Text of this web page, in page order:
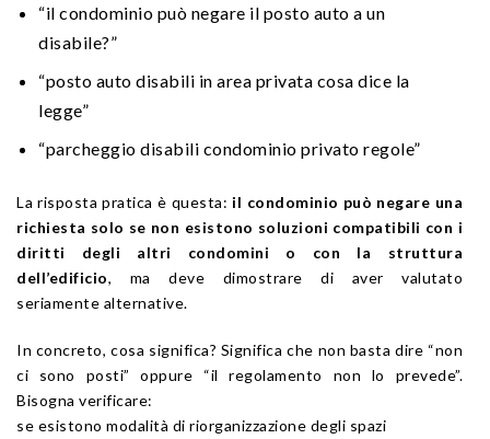
“il condominio può negare il posto auto a un
disabile?”
“posto auto disabili in area privata cosa dice la
legge”
“parcheggio disabili condominio privato regole”
La risposta pratica è questa: il condominio può negare una
richiesta solo se non esistono soluzioni compatibili con i
diritti degli altri condomini o con la struttura
dell’edificio, ma deve dimostrare di aver valutato
seriamente alternative.
In concreto, cosa significa? Significa che non basta dire “non
ci sono posti” oppure “il regolamento non lo prevede”.
Bisogna verificare:
se esistono modalità di riorganizzazione degli spazi